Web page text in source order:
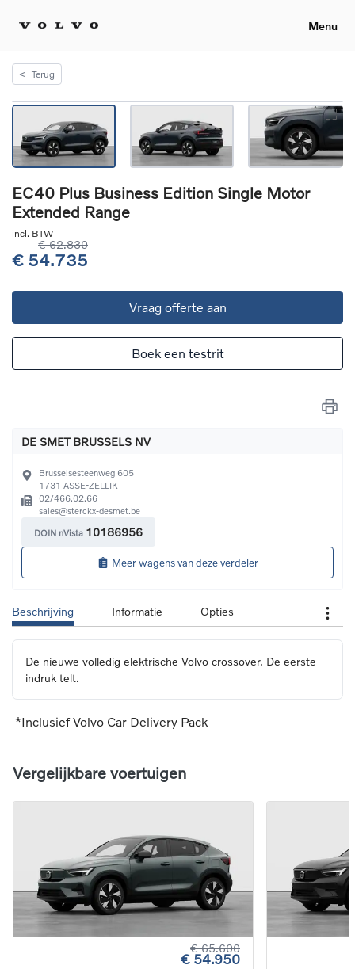
Menu
< Terug
EC40 Plus Business Edition Single Motor
Extended Range
incl. BTW
€ 62.830
€ 54.735
Vraag offerte aan
Boek een testrit
DE SMET BRUSSELS NV
Brusselsesteenweg 605
1731 ASSE-ZELLIK
02/466.02.66
sales@sterckx-desmet.be
DOIN nVista 10186956
Meer wagens van deze verdeler
Beschrijving Informatie Opties
De nieuwe volledig elektrische Volvo crossover. De eerste
indruk telt.
*Inclusief Volvo Car Delivery Pack
Vergelijkbare voertuigen
€ 65.600
€ 54.950